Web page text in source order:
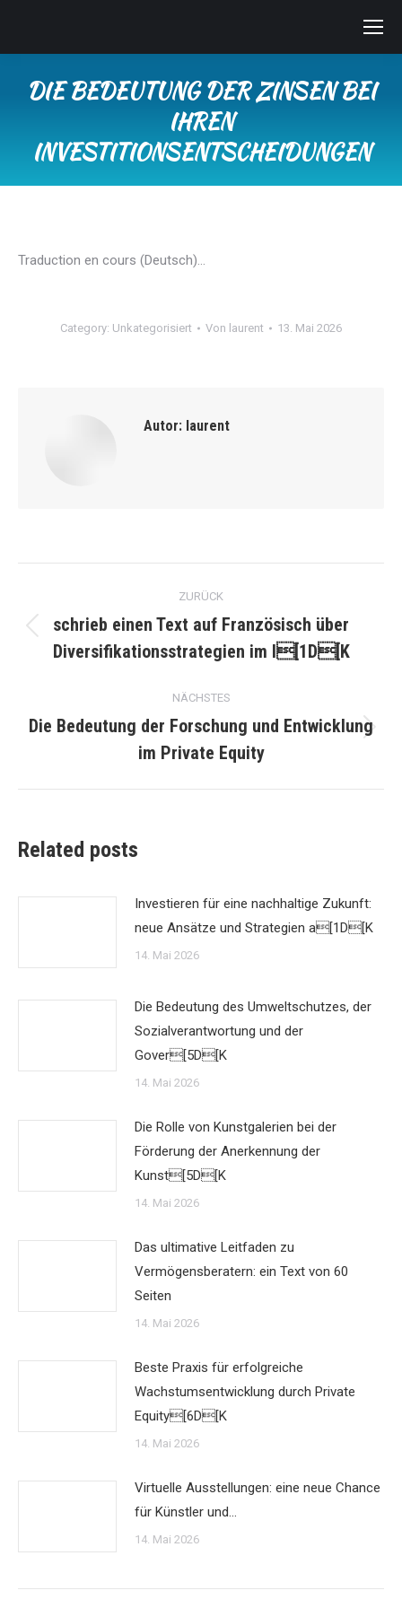
DIE BEDEUTUNG DER ZINSEN BEI
IHREN
INVESTITIONSENTSCHEIDUNGEN
Traduction en cours (Deutsch)…
Category: Unkategorisiert Von laurent 13. Mai 2026
Autor: laurent
Kommentarnavigation
ZURÜCK
Beitrag:
schrieb einen Text auf Französisch über
Diversifikationsstrategien im I[1D[K
NÄCHSTES
Nächster
Beitrag:
Die Bedeutung der Forschung und Entwicklung
im Private Equity
Related posts
Investieren für eine nachhaltige Zukunft:
neue Ansätze und Strategien a[1D[K
14. Mai 2026
Die Bedeutung des Umweltschutzes, der
Sozialverantwortung und der
Gover[5D[K
14. Mai 2026
Die Rolle von Kunstgalerien bei der
Förderung der Anerkennung der
Kunst[5D[K
14. Mai 2026
Das ultimative Leitfaden zu
Vermögensberatern: ein Text von 60
Seiten
14. Mai 2026
Beste Praxis für erfolgreiche
Wachstumsentwicklung durch Private
Equity[6D[K
14. Mai 2026
Virtuelle Ausstellungen: eine neue Chance
für Künstler und…
14. Mai 2026